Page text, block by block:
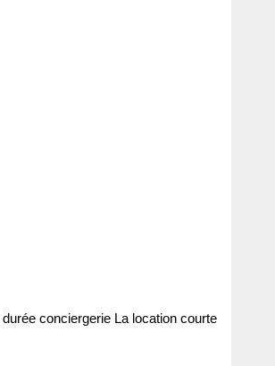
conciergerie La location courte